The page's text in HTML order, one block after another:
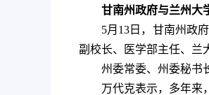
甘南州政府与兰州大
5月13日，甘南州政
副校长、医学部主任、兰
州委常委、州委秘书
万代克表示，多年来